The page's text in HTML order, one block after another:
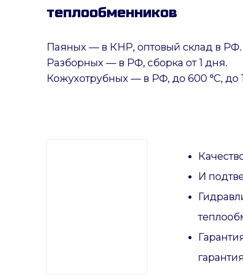
теплообменников
Паяных — в КНР, оптовый склад в РФ.
Разборных — в РФ, сборка от 1 дня.
Кожухотрубных — в РФ, до 600 °C, до
И